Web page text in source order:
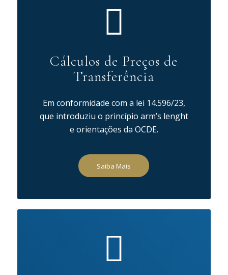
Cálculos de Preços de
Transferência
Em conformidade com a lei 14.596/23,
que introduziu o princípio arm’s lenght
e orientações da OCDE.
Saiba Mais